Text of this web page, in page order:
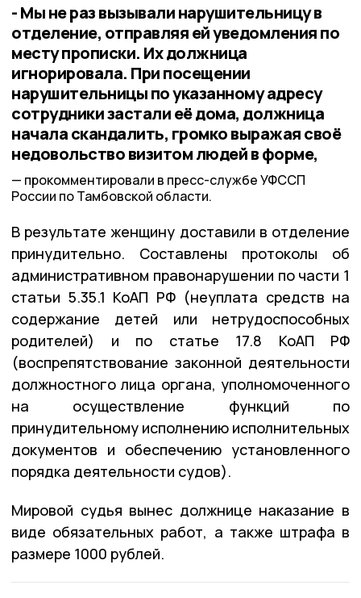
- Мы не раз вызывали нарушительницу в
отделение, отправляя ей уведомления по
месту прописки. Их должница
игнорировала. При посещении
нарушительницы по указанному адресу
сотрудники застали её дома, должница
начала скандалить, громко выражая своё
недовольство визитом людей в форме,
прокомментировали в пресс-службе УФССП
России по Тамбовской области.
В результате женщину доставили в отделение
принудительно. Составлены протоколы об
административном правонарушении по части 1
статьи 5.35.1 КоАП РФ (неуплата средств на
содержание детей или нетрудоспособных
родителей) и по статье 17.8 КоАП РФ
(воспрепятствование законной деятельности
должностного лица органа, уполномоченного
на осуществление функций по
принудительному исполнению исполнительных
документов и обеспечению установленного
порядка деятельности судов).
Мировой судья вынес должнице наказание в
виде обязательных работ, а также штрафа в
размере 1000 рублей.